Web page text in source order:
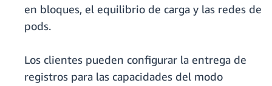
en bloques, el equilibrio de carga y las redes de
pods.
Los clientes pueden configurar la entrega de
registros para las capacidades del modo